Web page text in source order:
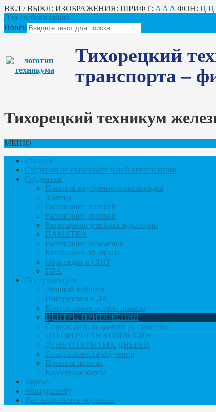
ВКЛ / ВЫКЛ: ИЗОБРАЖЕНИЯ: ШРИФТ: A A A ФОН: Ц Ц
Для слабовидящих
Поиск
Тихорецкий
транспорта –
Тихорецкий техникум
МЕНЮ
Главная
Сведения об образовательной организации
Студентам
Правила внутреннего распорядка
Замены
Расписание занятий
Расписание звонков
Размещение учебных аудиторий
ПАМЯТКА
Расписание экзаменов
Квитанции об оплате
Обркредит в СПО
ГИА
Поступающим
Личный кабинет
Инструкция к ЛК
Контрольные цифры приема
ЦЕНТРЫ ПРИТЯЖЕНИЯ
Список лиц, подавших документы
ОТБОРОЧНАЯ КОМИССИЯ
ДЕНЬ ОТКРЫТЫХ ДВЕРЕЙ
Специальности обучения
Правила приема
Карьерные карты
Курсы
Абитуриенту
Дистанционное обучение